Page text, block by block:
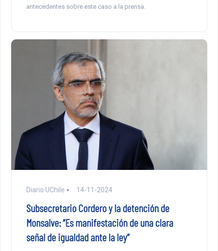
antecedentes sobre este caso a la prensa.
Diario UChile 14-11-2024
Subsecretario Cordero y la detención de
Monsalve: “Es manifestación de una clara
señal de igualdad ante la ley”